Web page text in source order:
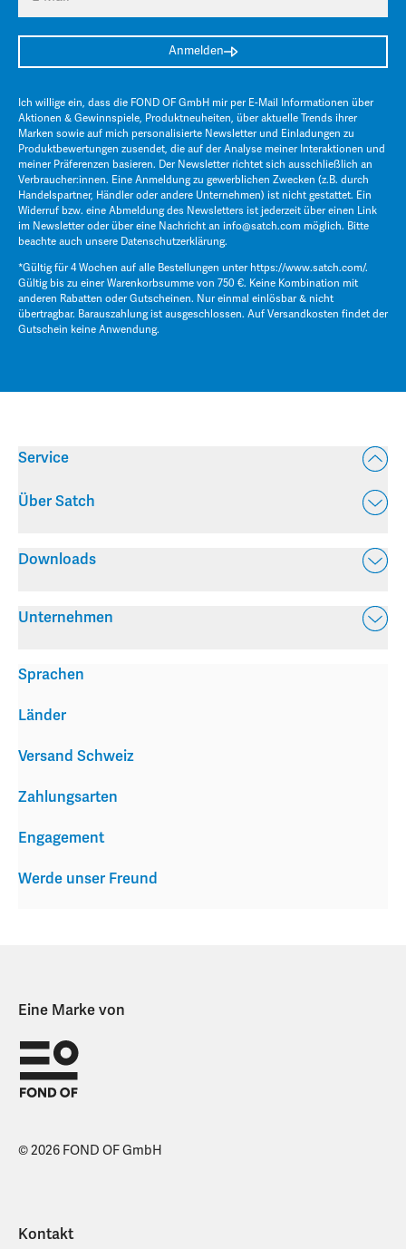
Anmelden
Ich willige ein, dass die FOND OF GmbH mir per E-Mail Informationen über
Aktionen & Gewinnspiele, Produktneuheiten, über aktuelle Trends ihrer
Marken sowie auf mich personalisierte Newsletter und Einladungen zu
Produktbewertungen zusendet, die auf der Analyse meiner Interaktionen und
meiner Präferenzen basieren. Der Newsletter richtet sich ausschließlich an
Verbraucher:innen. Eine Anmeldung zu gewerblichen Zwecken (z.B. durch
Handelspartner, Händler oder andere Unternehmen) ist nicht gestattet. Ein
Widerruf bzw. eine Abmeldung des Newsletters ist jederzeit über einen Link
im Newsletter oder über eine Nachricht an info@satch.com möglich. Bitte
beachte auch unsere Datenschutzerklärung.
*Gültig für 4 Wochen auf alle Bestellungen unter https://www.satch.com/.
Gültig bis zu einer Warenkorbsumme von 750 €. Keine Kombination mit
anderen Rabatten oder Gutscheinen. Nur einmal einlösbar & nicht
übertragbar. Barauszahlung ist ausgeschlossen. Auf Versandkosten findet der
Gutschein keine Anwendung.
Service
Über Satch
Downloads
Unternehmen
Versand Schweiz
Zahlungsarten
Engagement
Werde unser Freund
Sprachen
Länder
Eine Marke von
© 2026 FOND OF GmbH
Kontakt